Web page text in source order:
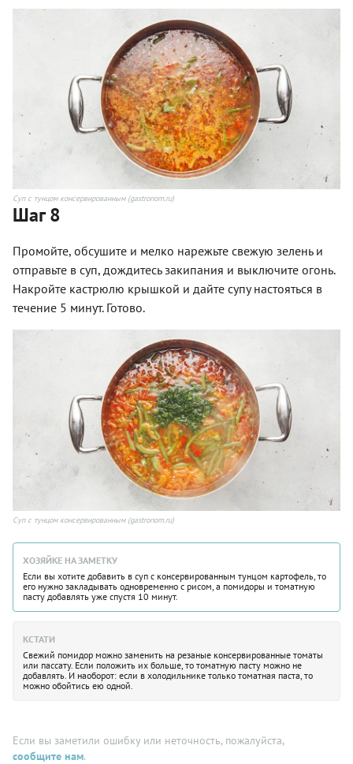
Суп с тунцом консервированным (gastronom.ru)
Шаг 8
Промойте, обсушите и мелко нарежьте свежую зелень и
отправьте в суп, дождитесь закипания и выключите огонь.
Накройте кастрюлю крышкой и дайте супу настояться в
течение 5 минут. Готово.
Суп с тунцом консервированным (gastronom.ru)
ХОЗЯЙКЕ НА ЗАМЕТКУ
Если вы хотите добавить в суп с консервированным тунцом картофель, то
его нужно закладывать одновременно с рисом, а помидоры и томатную
пасту добавлять уже спустя 10 минут.
КСТАТИ
Свежий помидор можно заменить на резаные консервированные томаты
или пассату. Если положить их больше, то томатную пасту можно не
добавлять. И наоборот: если в холодильнике только томатная паста, то
можно обойтись ею одной.
Если вы заметили ошибку или неточность, пожалуйста,
сообщите нам.